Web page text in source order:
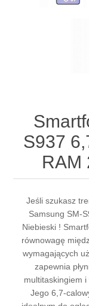
S937
RAM
Jeśli szukasz
Samsung SM-
Niebieski !
równowagę
wymagających
zapewnia
multitaskingiem
Jego 6,7-